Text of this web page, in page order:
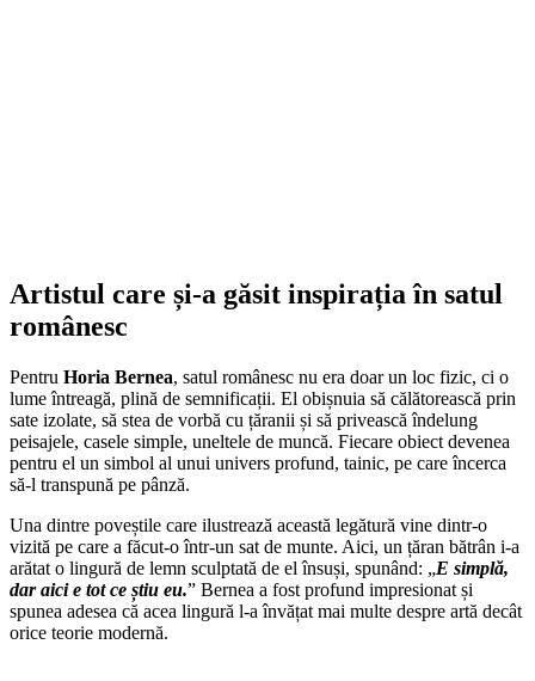
Artistul care și-a găsit inspirația în satul
românesc
Pentru Horia Bernea, satul românesc nu era doar un loc fizic, ci o
lume întreagă, plină de semnificații. El obișnuia să călătorească prin
sate izolate, să stea de vorbă cu țăranii și să privească îndelung
peisajele, casele simple, uneltele de muncă. Fiecare obiect devenea
pentru el un simbol al unui univers profund, tainic, pe care încerca
să-l transpună pe pânză.
Una dintre poveștile care ilustrează această legătură vine dintr-o
vizită pe care a făcut-o într-un sat de munte. Aici, un țăran bătrân i-a
arătat o lingură de lemn sculptată de el însuși, spunând: „E simplă,
dar aici e tot ce știu eu.” Bernea a fost profund impresionat și
spunea adesea că acea lingură l-a învățat mai multe despre artă decât
orice teorie modernă.